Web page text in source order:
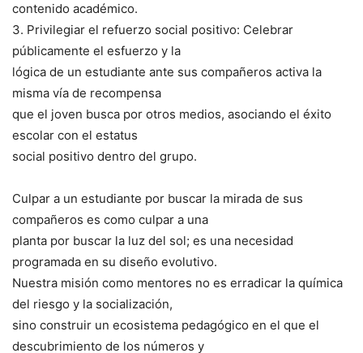
contenido académico.
3. Privilegiar el refuerzo social positivo: Celebrar
públicamente el esfuerzo y la
lógica de un estudiante ante sus compañeros activa la
misma vía de recompensa
que el joven busca por otros medios, asociando el éxito
escolar con el estatus
social positivo dentro del grupo.
Culpar a un estudiante por buscar la mirada de sus
compañeros es como culpar a una
planta por buscar la luz del sol; es una necesidad
programada en su diseño evolutivo.
Nuestra misión como mentores no es erradicar la química
del riesgo y la socialización,
sino construir un ecosistema pedagógico en el que el
descubrimiento de los números y